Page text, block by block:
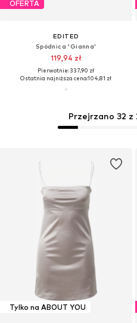
OFERTA
EDITED
Spódnica 'Gianna'
119,94 zł
Pierwotnie: 337,90 zł
Ostatnia najniższa cena:104,81 zł
Przejrzano 32
Tylko na ABOUT YOU